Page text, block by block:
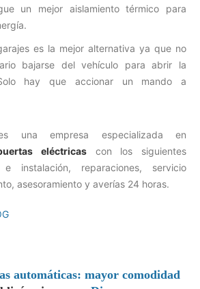
un mejor aislamiento térmico para
es la mejor alternativa ya que no
bajarse del vehículo para abrir la
hay que accionar un mando a
una empresa especializada en
eléctricas con los siguientes
instalación, reparaciones, servicio
asesoramiento y averías 24 horas.
automáticas: mayor comodidad